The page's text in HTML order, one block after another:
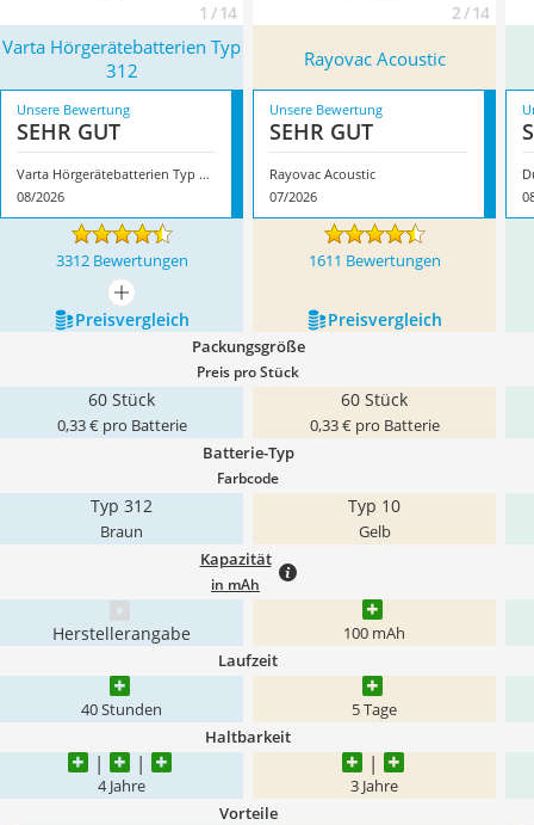
1 / 14 2 / 14
Varta Hörgerätebatterien Typ
312
Rayovac Acoustic
Unsere Bewertung
SEHR GUT
Varta Hörgerätebatterien Typ 312
08/2026
Unsere Bewertung
SEHR GUT
Rayovac Acoustic
07/2026
3312 Bewertungen 1611 Bewertungen
mehr anzeigen
Preis­vergleich
Preis­vergleich
Packungsgröße
Preis pro Stück
60 Stück
0,33 € pro Batterie
60 Stück
0,33 € pro Batterie
Batterie-Typ
Farbcode
Typ 312
Braun
Typ 10
Gelb
Kapazität
in mAh
Herstellerangabe 100 mAh
Laufzeit
40 Stunden 5 Tage
Haltbarkeit
4 Jahre 3 Jahre
Vorteile